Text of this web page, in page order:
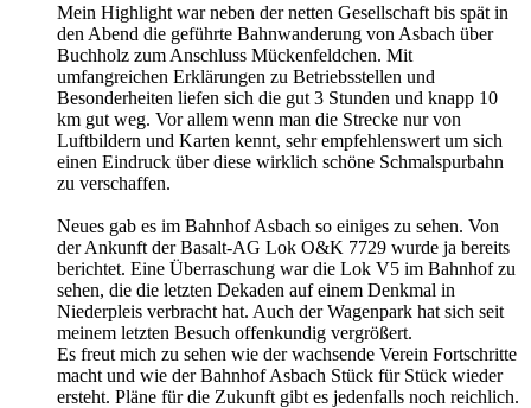
Mein Highlight war neben der netten Gesellschaft bis spät in
den Abend die geführte Bahnwanderung von Asbach über
Buchholz zum Anschluss Mückenfeldchen. Mit
umfangreichen Erklärungen zu Betriebsstellen und
Besonderheiten liefen sich die gut 3 Stunden und knapp 10
km gut weg. Vor allem wenn man die Strecke nur von
Luftbildern und Karten kennt, sehr empfehlenswert um sich
einen Eindruck über diese wirklich schöne Schmalspurbahn
zu verschaffen.
Neues gab es im Bahnhof Asbach so einiges zu sehen. Von
der Ankunft der Basalt-AG Lok O&K 7729 wurde ja bereits
berichtet. Eine Überraschung war die Lok V5 im Bahnhof zu
sehen, die die letzten Dekaden auf einem Denkmal in
Niederpleis verbracht hat. Auch der Wagenpark hat sich seit
meinem letzten Besuch offenkundig vergrößert.
Es freut mich zu sehen wie der wachsende Verein Fortschritte
macht und wie der Bahnhof Asbach Stück für Stück wieder
ersteht. Pläne für die Zukunft gibt es jedenfalls noch reichlich.